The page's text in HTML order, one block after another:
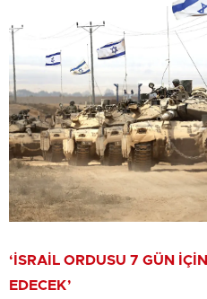
‘İSRAİL ORDUSU 7 GÜN
EDECEK’